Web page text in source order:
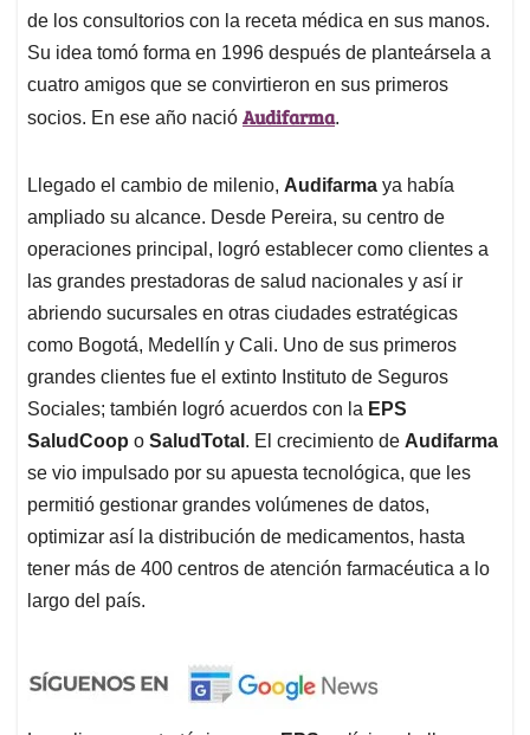
de los consultorios con la receta médica en sus manos.
Su idea tomó forma en 1996 después de planteársela a
cuatro amigos que se convirtieron en sus primeros
socios. En ese año nació Audifarma.
Llegado el cambio de milenio, Audifarma ya había
ampliado su alcance. Desde Pereira, su centro de
operaciones principal, logró establecer como clientes a
las grandes prestadoras de salud nacionales y así ir
abriendo sucursales en otras ciudades estratégicas
como Bogotá, Medellín y Cali. Uno de sus primeros
grandes clientes fue el extinto Instituto de Seguros
Sociales; también logró acuerdos con la EPS
SaludCoop o SaludTotal . El crecimiento de Audifarma
se vio impulsado por su apuesta tecnológica, que les
permitió gestionar grandes volúmenes de datos,
optimizar así la distribución de medicamentos, hasta
tener más de 400 centros de atención farmacéutica a lo
largo del país.